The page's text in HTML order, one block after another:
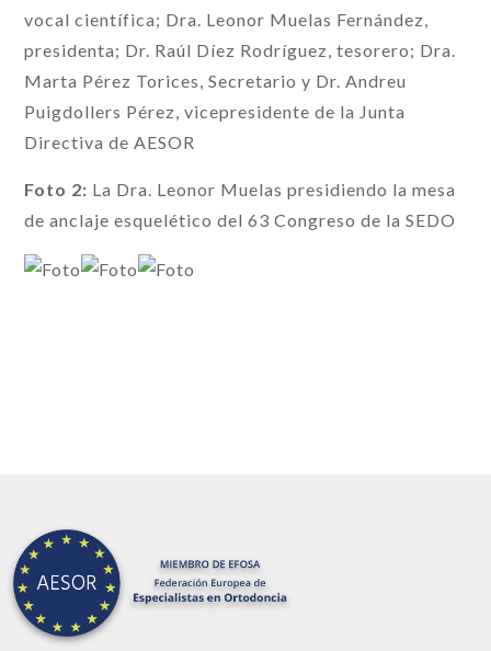
vocal científica; Dra. Leonor Muelas Fernández,
presidenta; Dr. Raúl Díez Rodríguez, tesorero; Dra.
Marta Pérez Torices, Secretario y Dr. Andreu
Puigdollers Pérez, vicepresidente de la Junta
Directiva de AESOR
Foto 2: La Dra. Leonor Muelas presidiendo la mesa
de anclaje esquelético del 63 Congreso de la SEDO